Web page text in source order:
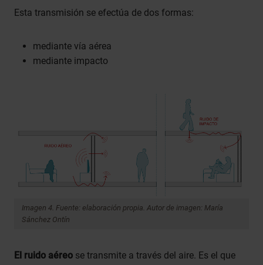
Esta transmisión se efectúa de dos formas:
mediante vía aérea
mediante impacto
Imagen 4. Fuente: elaboración propia. Autor de imagen: María
Sánchez Ontín
El ruido aéreo se transmite a través del aire. Es el que